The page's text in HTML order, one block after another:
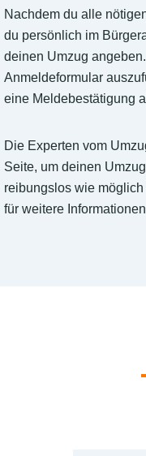
Nachdem du alle
du persönlich im
deinen Umzug
Anmeldeformular
eine Meldebestätigung
Die Experten vom
Seite, um deinen
reibungslos wie
für weitere